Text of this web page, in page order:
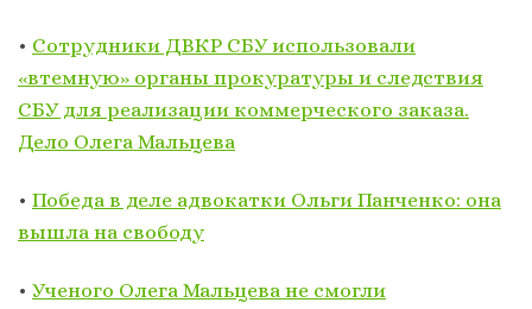
• Сотрудники ДВКР СБУ использовали
«втемную» органы прокуратуры и следствия
СБУ для реализации коммерческого заказа.
Дело Олега Мальцева
• Победа в деле адвокатки Ольги Панченко: она
вышла на свободу
• Ученого Олега Мальцева не смогли